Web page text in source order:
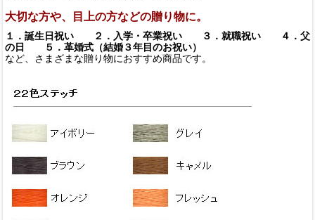
大切な方や、目上の方などの贈り物に。
１．誕生日祝い ２．入学・卒業祝い ３．就職祝い ４．父
の日 ５．革婚式（結婚３年目のお祝い）
など、さまざまな贈り物におすすめ商品です。